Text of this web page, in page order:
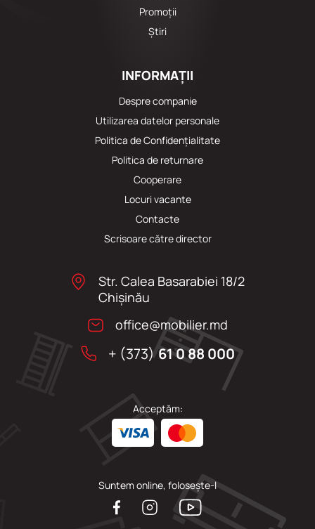
Promoții
Știri
INFORMAȚII
Despre companie
Utilizarea datelor personale
Politica de Confidențialitate
Politica de returnare
Cooperare
Locuri vacante
Сontacte
Scrisoare către director
Str. Calea Basarabiei 18/2
Chişinău
office@mobilier.md
+ (373)61 0 88 000
Acceptăm:
Suntem online, folosește-l